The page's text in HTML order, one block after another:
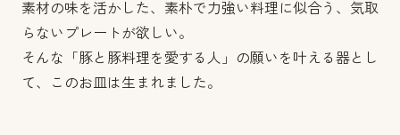
素材の味を活かした、素朴で力強い料理に似合う、気取
らないプレートが欲しい。
そんな「豚と豚料理を愛する人」の願いを叶える器とし
て、このお皿は生まれました。